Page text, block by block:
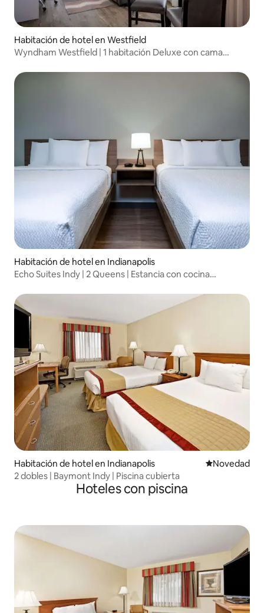
Habitación de hotel en Westfield
Wyndham Westfield | 1 habitación Deluxe con cama
Habitación de hotel en Indianapolis
Echo Suites Indy | 2 Queens | Estancia con cocina
Habitación de hotel en Indianapolis Lugar para
Novedad
2 dobles | Baymont Indy | Piscina cubierta
Hoteles con piscina